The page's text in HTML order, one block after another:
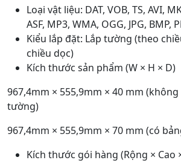
Loại vật liệu: DAT, VOB, TS, AVI,
ASF, MP3, WMA, OGG, JPG, BMP,
Kiểu lắp đặt: Lắp tường (theo
chiều dọc)
Kích thước sản phẩm (W × H × D)
967,4mm × 555,9mm × 40 mm
tường)
967,4mm × 555,9mm × 70 mm (có
Kích thước gói hàng (Rộng × Cao